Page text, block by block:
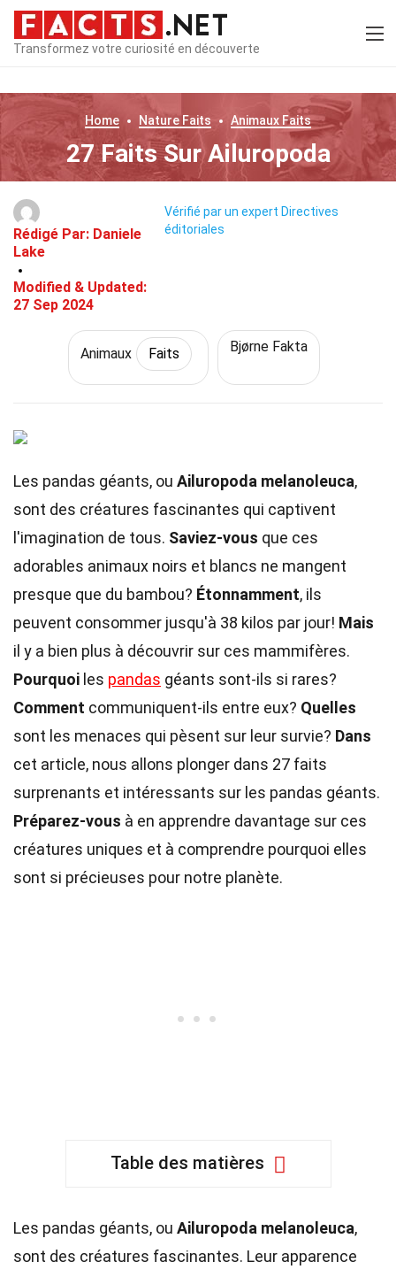
Transformez votre curiosité en découverte
Home Nature Faits Animaux Faits
27 Faits Sur Ailuropoda
Rédigé Par: Daniele
Lake
Modified & Updated:
27 Sep 2024
Vérifié par un expert Directives
éditoriales
Animaux Faits Bjørne Fakta
Les pandas géants, ou Ailuropoda melanoleuca,
sont des créatures fascinantes qui captivent
l'imagination de tous. Saviez-vous que ces
adorables animaux noirs et blancs ne mangent
presque que du bambou? Étonnamment, ils
peuvent consommer jusqu'à 38 kilos par jour! Mais
il y a bien plus à découvrir sur ces mammifères.
Pourquoi les pandas géants sont-ils si rares?
Comment communiquent-ils entre eux? Quelles
sont les menaces qui pèsent sur leur survie? Dans
cet article, nous allons plonger dans 27 faits
surprenants et intéressants sur les pandas géants.
Préparez-vous à en apprendre davantage sur ces
créatures uniques et à comprendre pourquoi elles
sont si précieuses pour notre planète.
Table des matières
Les pandas géants, ou Ailuropoda melanoleuca,
sont des créatures fascinantes. Leur apparence